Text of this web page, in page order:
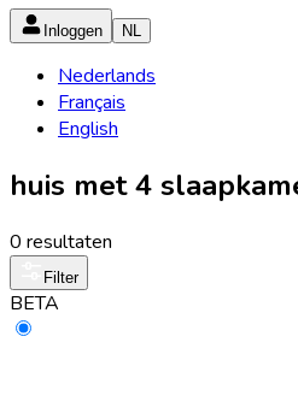
Inloggen NL
Nederlands
Français
English
huis met 4
0 resultaten
Filter
BETA